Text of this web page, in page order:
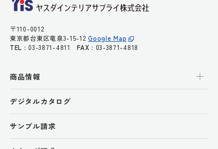
〒110-0012
東京都台東区竜泉3-15-12Google Map
TEL : 03-3871-4811FAX : 03-3871-4818
商品情報
デジタルカタログ
サンプル請求